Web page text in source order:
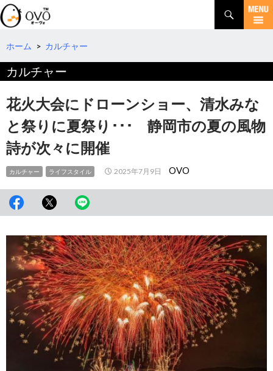
検
索
コ
テ
ツ
へ
移
動
ホーム > カルチャー
カルチャー
花火大会にドローンショー、清水みな
と祭りに夏祭り･･･ 静岡市の夏の風物
詩が次々に開催
カルチャー ライフスタイル 2025年7月9日 OVO